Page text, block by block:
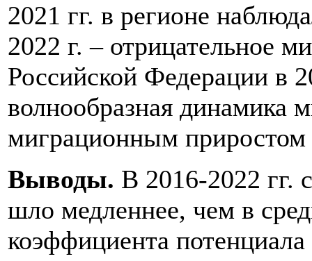
2021 гг. в регионе
2022 г. – отрицательное
Российской Федерации в
волнообразная динамика
миграционным приростом
Выводы. В 2016-2022 гг.
шло медленнее, чем в
коэффициента